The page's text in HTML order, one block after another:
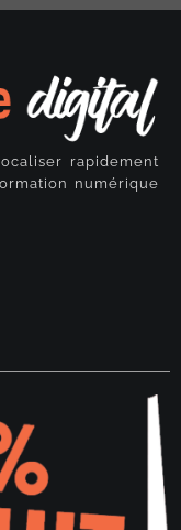
rapidement
numérique